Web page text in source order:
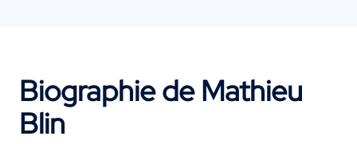
Biographie de Mathieu
Blin